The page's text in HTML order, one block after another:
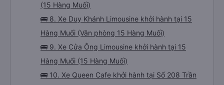
(15 Hàng Muối)
🚌 8. Xe Duy Khánh Limousine khởi hành tại 15
Hàng Muối (Văn phòng 15 Hàng Muối)
🚌 9. Xe Cửa Ông Limousine khởi hành tại 15
Hàng Muối (15 Hàng Muối)
🚌 10. Xe Queen Cafe khởi hành tại Số 208 Trần